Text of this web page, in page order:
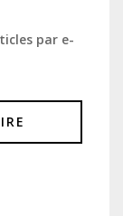
par e-